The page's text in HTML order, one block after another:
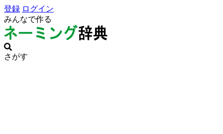
登録 ログイン
みんなで作る
さがす